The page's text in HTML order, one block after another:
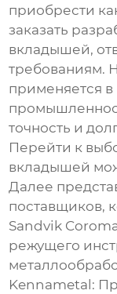
приобрести
заказать
вкладышей,
требованиям.
применяется в
точность и
Перейти к
вкладышей
Далее
поставщиков,
Sandvik
режущего
Kennametal: